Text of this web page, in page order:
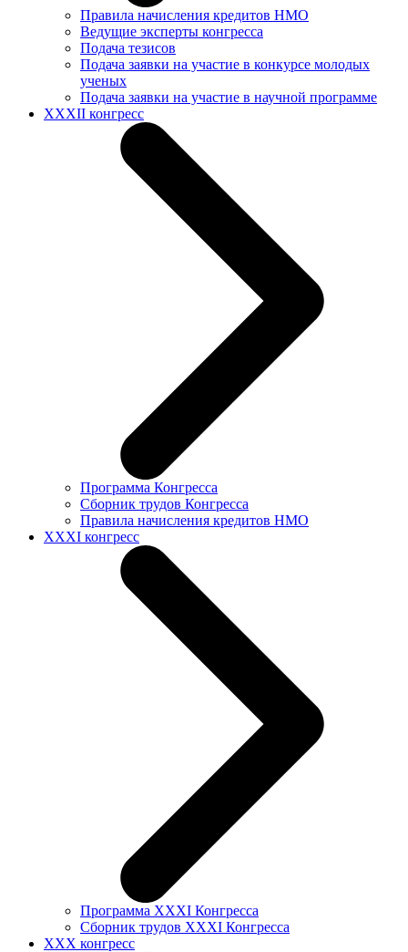
Правила начисления кредитов НМО
Ведущие эксперты конгресса
Подача тезисов
Подача заявки на участие в конкурсе молодых
ученых
Подача заявки на участие в научной программе
XXXII конгресс
Программа Конгресса
Сборник трудов Конгресса
Правила начисления кредитов НМО
XXXI конгресс
Программа XXXI Конгресса
Сборник трудов XXXI Конгресса
XXX конгресс